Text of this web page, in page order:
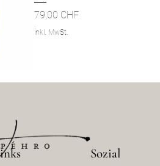
Preis
79,00 CHF
inkl. MwSt.
Sozial